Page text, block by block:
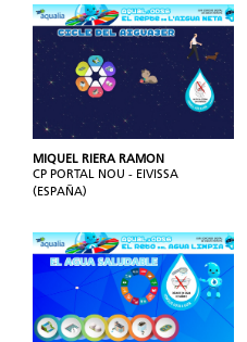
MIQUEL RIERA RAMON
CP PORTAL NOU - EIVISSA
(ESPAÑA)